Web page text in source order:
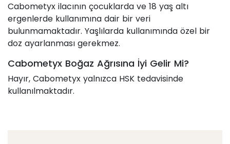
Cabometyx ilacının çocuklarda ve 18 yaş altı
ergenlerde kullanımına dair bir veri
bulunmamaktadır. Yaşlılarda kullanımında özel bir
doz ayarlanması gerekmez.
Cabometyx Boğaz Ağrısına İyi Gelir Mi?
Hayır, Cabometyx yalnızca HSK tedavisinde
kullanılmaktadır.